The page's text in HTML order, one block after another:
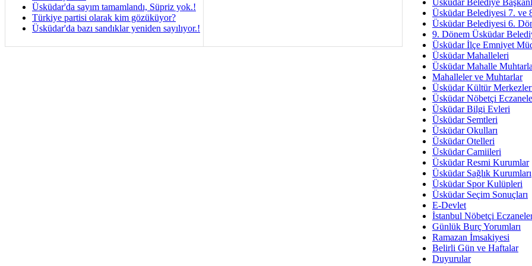
Üsküdar'da sayım tamamlandı, Süpriz yok.!
Türkiye partisi olarak kim gözüküyor?
Üsküdar'da bazı sandıklar yeniden sayılıyor.!
İmar Sorunlarının Genel
Arakan
Bayramın
Ruhsal
Üsküdar
Üsküdar Belediye
Üsküdar Belediyesi 7. ve
Üsküdar Belediyesi 6.
9. Dönem Üsküdar
Üsküdar İlçe Emniyet
Üsküdar Mahalleleri
Üsküdar Mahalle
Mahalleler ve Muhtarlar
Üsküdar Kültür
Üsküdar Nöbetçi
Üsküdar Bilgi Evleri
Üsküdar Semtleri
Üsküdar Okulları
Üsküdar Otelleri
Üsküdar Camiileri
Üsküdar Resmi Kurumlar
Üsküdar Sağlık Kurumları
Üsküdar Spor Kulüpleri
Üsküdar Seçim Sonuçları
E-Devlet
İstanbul Nöbetçi
Günlük Burç Yorumları
Ramazan İmsakiyesi
Belirli Gün ve Haftalar
Duyurular